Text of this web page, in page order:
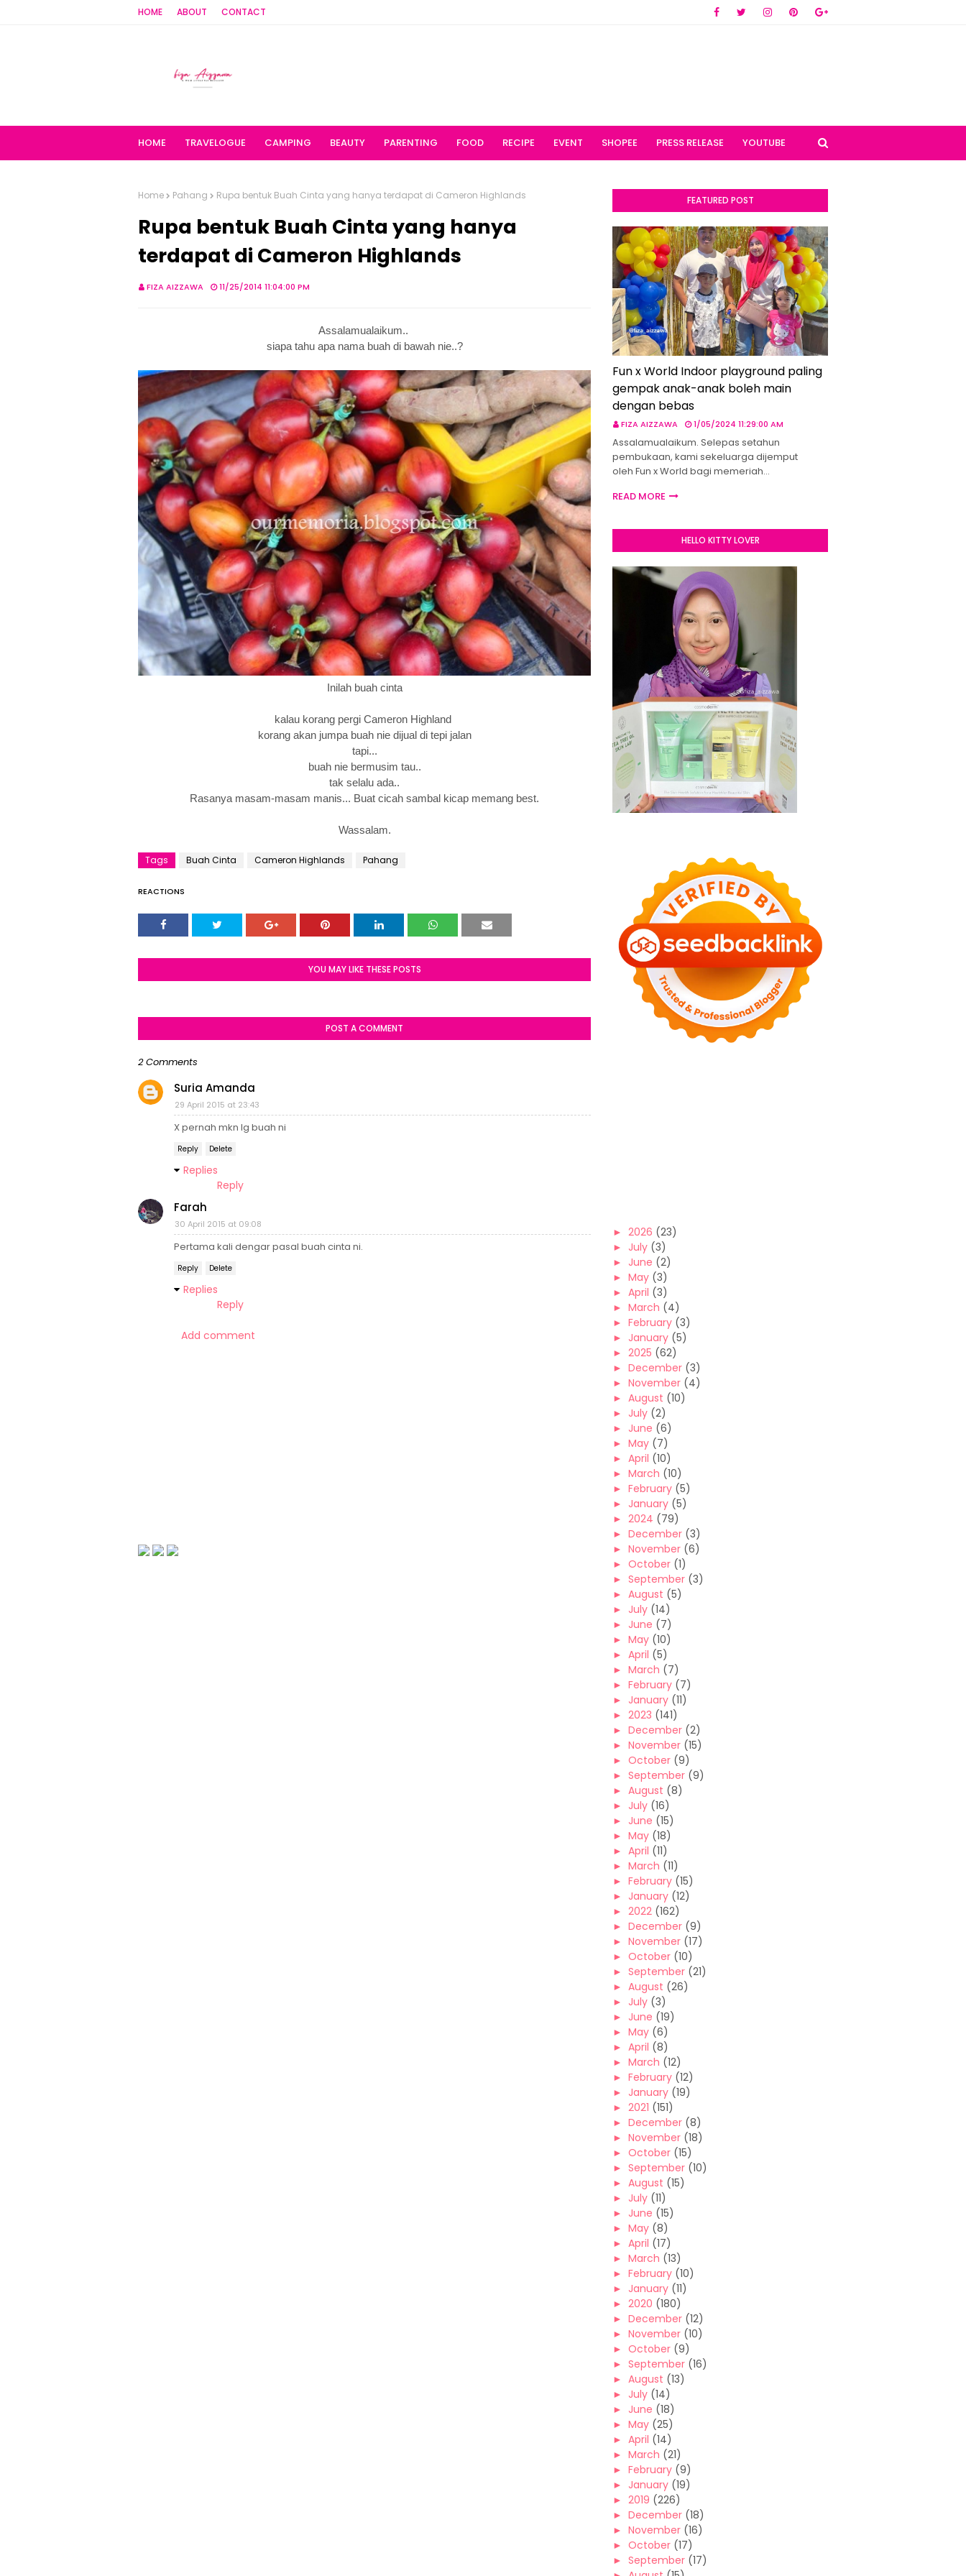
HOME ABOUT CONTACT
HOME TRAVELOGUE CAMPING BEAUTY PARENTING FOOD RECIPE EVENT SHOPEE PRESS RELEASE YOUTUBE
Home Pahang Rupa bentuk Buah Cinta yang hanya terdapat di Cameron Highlands
Rupa bentuk Buah Cinta yang hanya
terdapat di Cameron Highlands
FIZA AIZZAWA 11/25/2014 11:04:00 PM
Assalamualaikum..
siapa tahu apa nama buah di bawah nie..?
Inilah buah cinta
kalau korang pergi Cameron Highland
korang akan jumpa buah nie dijual di tepi jalan
tapi...
buah nie bermusim tau..
tak selalu ada..
Rasanya masam-masam manis... Buat cicah sambal kicap memang best.
Wassalam.
Tags Buah Cinta Cameron Highlands Pahang
REACTIONS
YOU MAY LIKE THESE POSTS
POST A COMMENT
2 Comments
Suria Amanda
29 April 2015 at 23:43
X pernah mkn lg buah ni
Reply Delete
Replies
Reply
Farah
30 April 2015 at 09:08
Pertama kali dengar pasal buah cinta ni.
Reply Delete
Replies
Reply
Add comment
FEATURED POST
Fun x World Indoor playground paling
gempak anak-anak boleh main
dengan bebas
FIZA AIZZAWA 1/05/2024 11:29:00 AM
Assalamualaikum. Selepas setahun
pembukaan, kami sekeluarga dijemput
oleh Fun x World bagi memeriah…
READ MORE
HELLO KITTY LOVER
► 2026 (23)
► July (3)
► June (2)
► May (3)
► April (3)
► March (4)
► February (3)
► January (5)
► 2025 (62)
► December (3)
► November (4)
► August (10)
► July (2)
► June (6)
► May (7)
► April (10)
► March (10)
► February (5)
► January (5)
► 2024 (79)
► December (3)
► November (6)
► October (1)
► September (3)
► August (5)
► July (14)
► June (7)
► May (10)
► April (5)
► March (7)
► February (7)
► January (11)
► 2023 (141)
► December (2)
► November (15)
► October (9)
► September (9)
► August (8)
► July (16)
► June (15)
► May (18)
► April (11)
► March (11)
► February (15)
► January (12)
► 2022 (162)
► December (9)
► November (17)
► October (10)
► September (21)
► August (26)
► July (3)
► June (19)
► May (6)
► April (8)
► March (12)
► February (12)
► January (19)
► 2021 (151)
► December (8)
► November (18)
► October (15)
► September (10)
► August (15)
► July (11)
► June (15)
► May (8)
► April (17)
► March (13)
► February (10)
► January (11)
► 2020 (180)
► December (12)
► November (10)
► October (9)
► September (16)
► August (13)
► July (14)
► June (18)
► May (25)
► April (14)
► March (21)
► February (9)
► January (19)
► 2019 (226)
► December (18)
► November (16)
► October (17)
► September (17)